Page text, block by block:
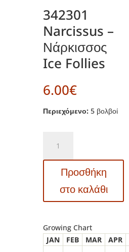
342301
Narcissus –
Νάρκισσος
Ice Follies
6.00€
Περιεχόμενο: 5 βολβοί
Narcissus
-
Νάρκισσος
Follies
Προσθήκη
στο καλάθι
Growing Chart
JAN
FEB MAR APR